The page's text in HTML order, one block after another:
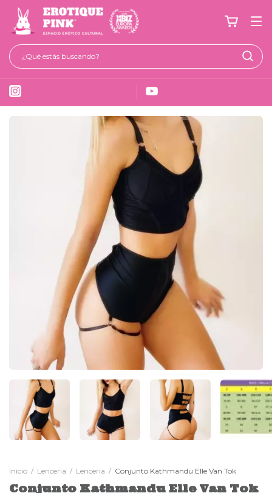
Inicio / Lencería / Lenceria / Conjunto Kathmandu Elle Van Tok
Conjunto Kathmandu Elle Van Tok